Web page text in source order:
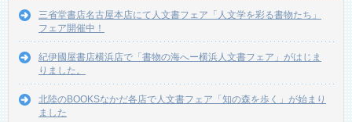
三省堂書店名古屋本店にて人文書フェア「人文学を彩る書物たち」
フェア開催中！
紀伊國屋書店横浜店で「書物の海へー横浜人文書フェア」がはじま
りました。
北陸のBOOKSなかだ各店で人文書フェア「知の森を歩く」が始まり
ました